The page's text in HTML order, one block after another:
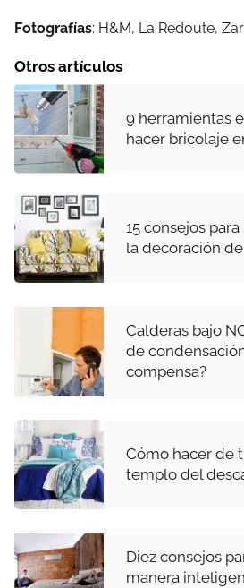
Fotografías: H&M, La Redoute,
Otros artículos
9 herramientas
hacer bricolaje
15 consejos
la decoración
Calderas bajo
de
compensa?
Cómo hacer de
templo del
Diez consejos
manera